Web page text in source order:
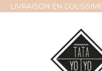
LIVRAISON EN